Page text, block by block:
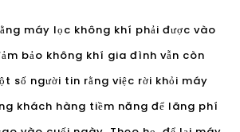
vào cuối ngày. Theo họ, để lại máy
được dịch để lọc tiêu thụ và chi phí
tăng gánh nặng kinh tế khiến hầu
thích rời khỏi các thiết bị trên mọi